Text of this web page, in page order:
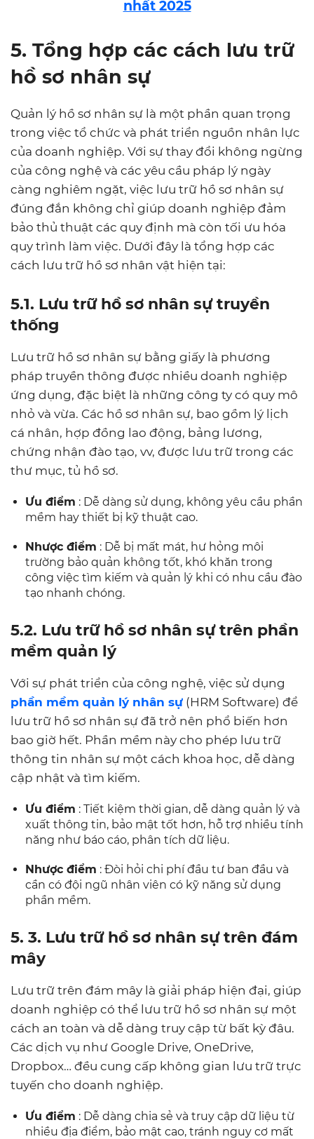
nhất 2025
5. Tổng hợp các cách lưu trữ
hồ sơ nhân sự
Quản lý hồ sơ nhân sự là một phần quan trọng
trong việc tổ chức và phát triển nguồn nhân lực
của doanh nghiệp. Với sự thay đổi không ngừng
của công nghệ và các yêu cầu pháp lý ngày
càng nghiêm ngặt, việc lưu trữ hồ sơ nhân sự
đúng đắn không chỉ giúp doanh nghiệp đảm
bảo thủ thuật các quy định mà còn tối ưu hóa
quy trình làm việc. Dưới đây là tổng hợp các
cách lưu trữ hồ sơ nhân vật hiện tại:
5.1. Lưu trữ hồ sơ nhân sự truyền
thống
Lưu trữ hồ sơ nhân sự bằng giấy là phương
pháp truyền thông được nhiều doanh nghiệp
ứng dụng, đặc biệt là những công ty có quy mô
nhỏ và vừa. Các hồ sơ nhân sự, bao gồm lý lịch
cá nhân, hợp đồng lao động, bảng lương,
chứng nhận đào tạo, vv, được lưu trữ trong các
thư mục, tủ hồ sơ.
Ưu điểm : Dễ dàng sử dụng, không yêu cầu phần
mềm hay thiết bị kỹ thuật cao.
Nhược điểm : Dễ bị mất mát, hư hỏng môi
trường bảo quản không tốt, khó khăn trong
công việc tìm kiếm và quản lý khi có nhu cầu đào
tạo nhanh chóng.
5.2. Lưu trữ hồ sơ nhân sự trên phần
mềm quản lý
Với sự phát triển của công nghệ, việc sử dụng
phần mềm quản lý nhân sự (HRM Software) để
lưu trữ hồ sơ nhân sự đã trở nên phổ biến hơn
bao giờ hết. Phần mềm này cho phép lưu trữ
thông tin nhân sự một cách khoa học, dễ dàng
cập nhật và tìm kiếm.
Ưu điểm : Tiết kiệm thời gian, dễ dàng quản lý và
xuất thông tin, bảo mật tốt hơn, hỗ trợ nhiều tính
năng như báo cáo, phân tích dữ liệu.
Nhược điểm : Đòi hỏi chi phí đầu tư ban đầu và
cần có đội ngũ nhân viên có kỹ năng sử dụng
phần mềm.
5. 3. Lưu trữ hồ sơ nhân sự trên đám
mây
Lưu trữ trên đám mây là giải pháp hiện đại, giúp
doanh nghiệp có thể lưu trữ hồ sơ nhân sự một
cách an toàn và dễ dàng truy cập từ bất kỳ đâu.
Các dịch vụ như Google Drive, OneDrive,
Dropbox… đều cung cấp không gian lưu trữ trực
tuyến cho doanh nghiệp.
Ưu điểm : Dễ dàng chia sẻ và truy cập dữ liệu từ
nhiều địa điểm, bảo mật cao, tránh nguy cơ mất